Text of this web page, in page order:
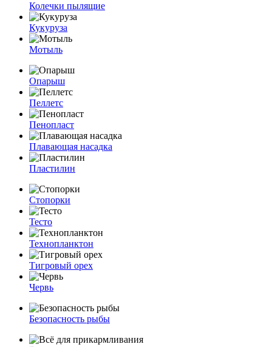
Колечки пылящие
Кукуруза
Мотыль
Опарыш
Пеллетс
Пенопласт
Плавающая насадка
Пластилин
Стопорки
Тесто
Технопланктон
Тигровый орех
Червь
Безопасность рыбы